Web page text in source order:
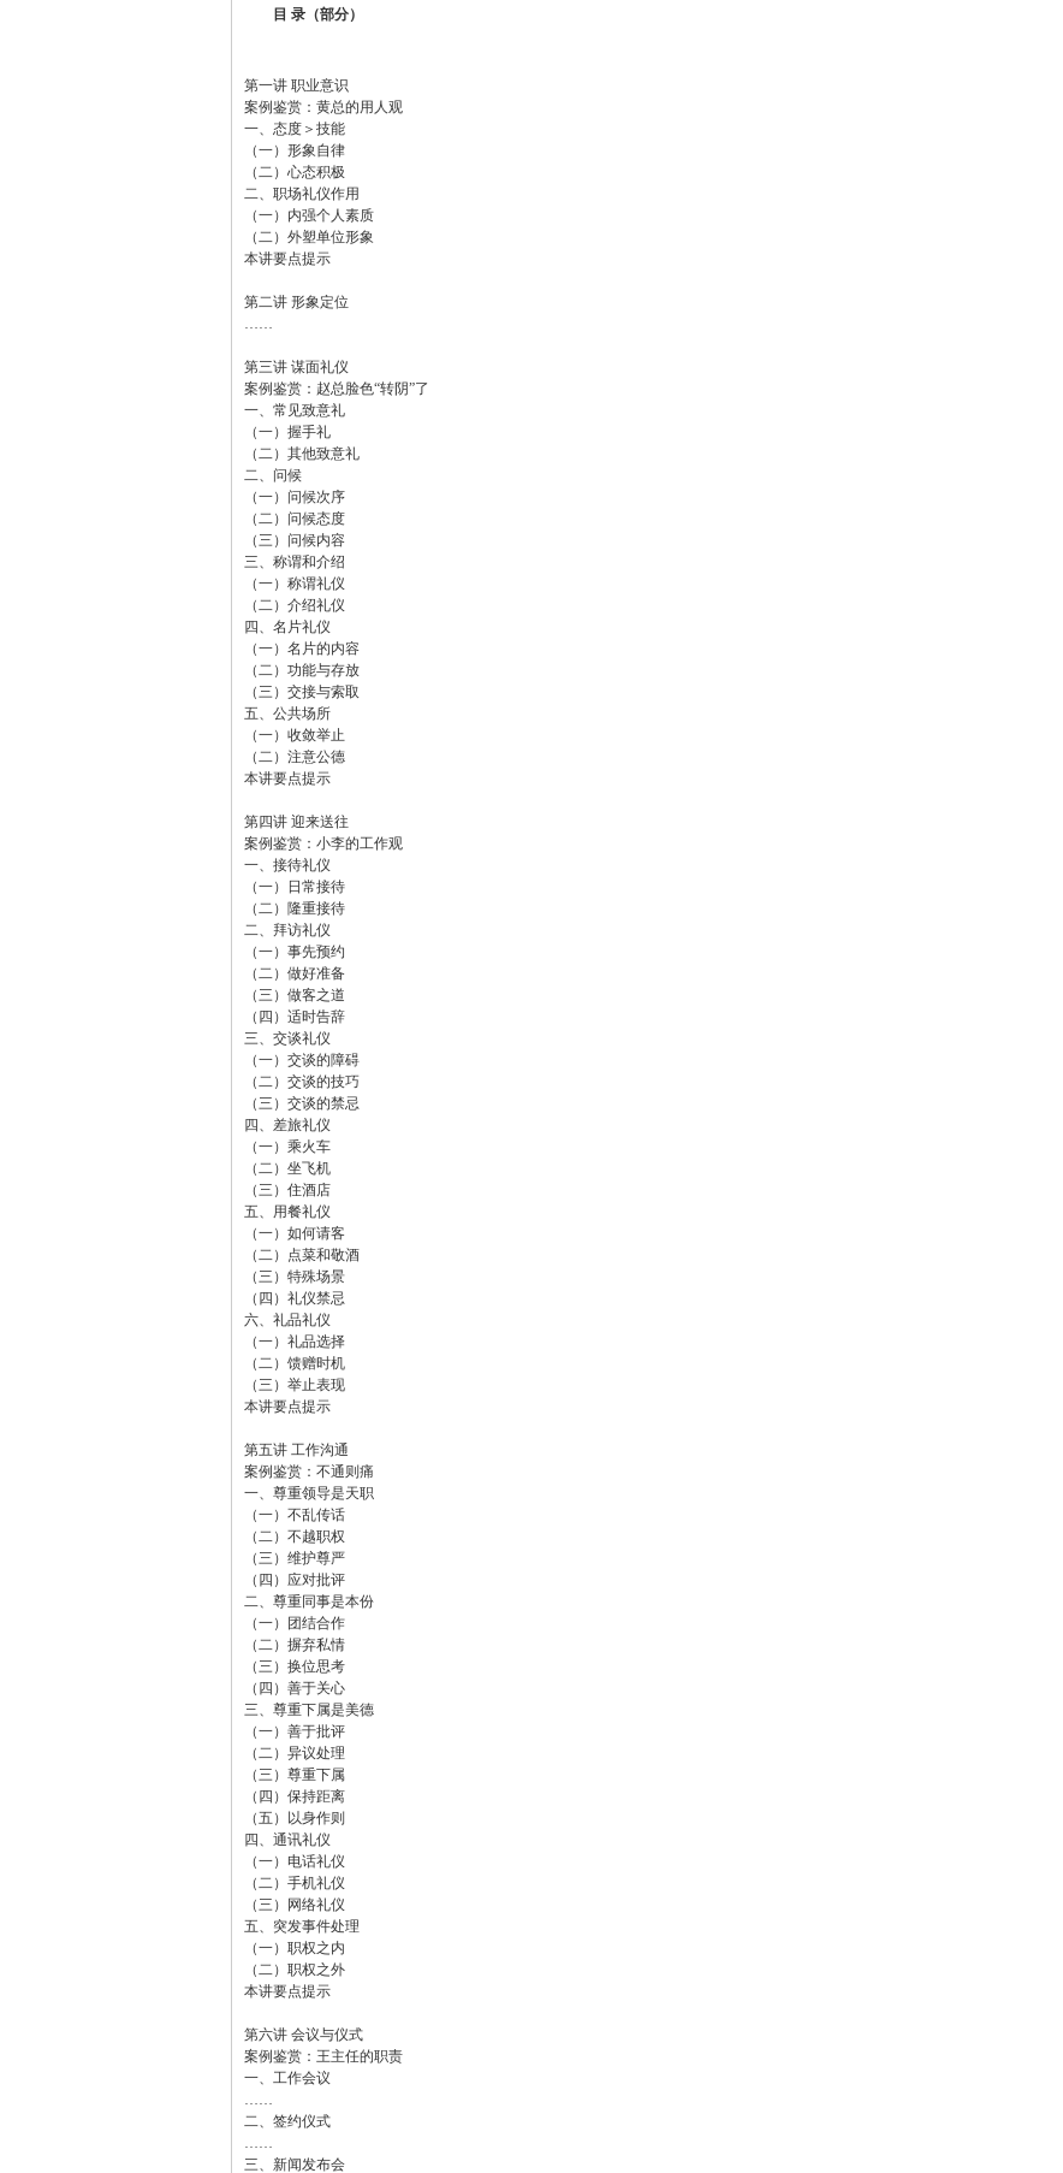
目 录（部分）
第一讲 职业意识
案例鉴赏：黄总的用人观
一、态度＞技能
（一）形象自律
（二）心态积极
二、职场礼仪作用
（一）内强个人素质
（二）外塑单位形象
本讲要点提示
第二讲 形象定位
……
第三讲 谋面礼仪
案例鉴赏：赵总脸色“转阴”了
一、常见致意礼
（一）握手礼
（二）其他致意礼
二、问候
（一）问候次序
（二）问候态度
（三）问候内容
三、称谓和介绍
（一）称谓礼仪
（二）介绍礼仪
四、名片礼仪
（一）名片的内容
（二）功能与存放
（三）交接与索取
五、公共场所
（一）收敛举止
（二）注意公德
本讲要点提示
第四讲 迎来送往
案例鉴赏：小李的工作观
一、接待礼仪
（一）日常接待
（二）隆重接待
二、拜访礼仪
（一）事先预约
（二）做好准备
（三）做客之道
（四）适时告辞
三、交谈礼仪
（一）交谈的障碍
（二）交谈的技巧
（三）交谈的禁忌
四、差旅礼仪
（一）乘火车
（二）坐飞机
（三）住酒店
五、用餐礼仪
（一）如何请客
（二）点菜和敬酒
（三）特殊场景
（四）礼仪禁忌
六、礼品礼仪
（一）礼品选择
（二）馈赠时机
（三）举止表现
本讲要点提示
第五讲 工作沟通
案例鉴赏：不通则痛
一、尊重领导是天职
（一）不乱传话
（二）不越职权
（三）维护尊严
（四）应对批评
二、尊重同事是本份
（一）团结合作
（二）摒弃私情
（三）换位思考
（四）善于关心
三、尊重下属是美德
（一）善于批评
（二）异议处理
（三）尊重下属
（四）保持距离
（五）以身作则
四、通讯礼仪
（一）电话礼仪
（二）手机礼仪
（三）网络礼仪
五、突发事件处理
（一）职权之内
（二）职权之外
本讲要点提示
第六讲 会议与仪式
案例鉴赏：王主任的职责
一、工作会议
……
二、签约仪式
……
三、新闻发布会